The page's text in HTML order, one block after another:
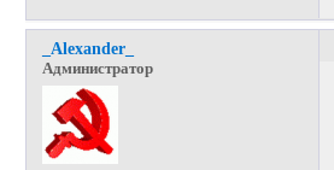
_Alexander_
Администратор